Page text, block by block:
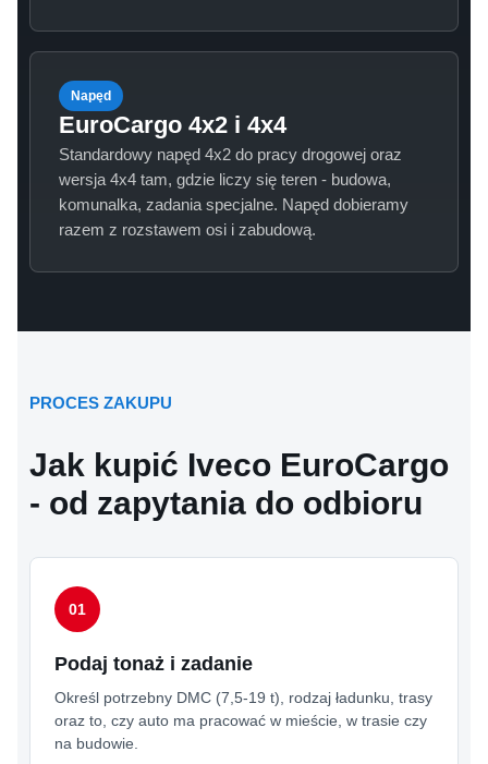
Napęd
EuroCargo 4x2 i 4x4
Standardowy napęd 4x2 do pracy drogowej oraz
wersja 4x4 tam, gdzie liczy się teren - budowa,
komunalka, zadania specjalne. Napęd dobieramy
razem z rozstawem osi i zabudową.
PROCES ZAKUPU
Jak kupić Iveco EuroCargo
- od zapytania do odbioru
Podaj tonaż i zadanie
Określ potrzebny DMC (7,5-19 t), rodzaj ładunku, trasy
oraz to, czy auto ma pracować w mieście, w trasie czy
na budowie.